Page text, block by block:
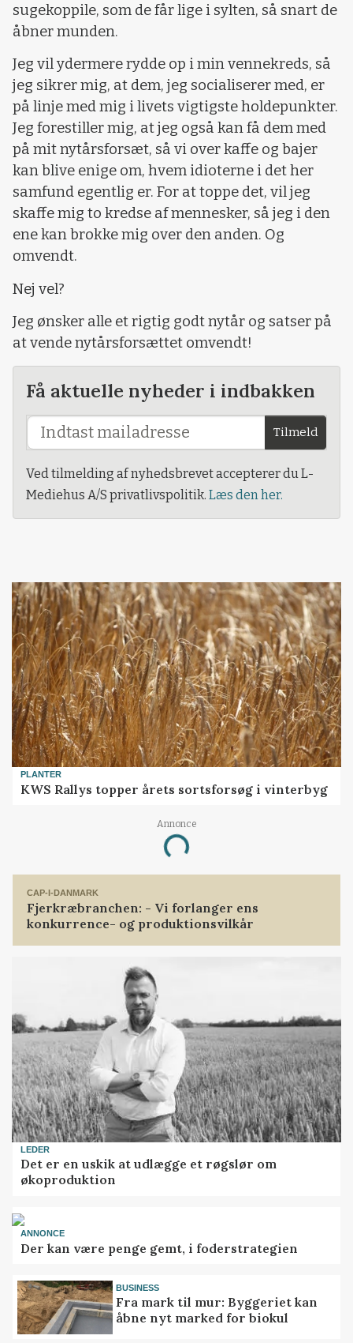
sugekoppile, som de får lige i sylten, så snart de
åbner munden.
Jeg vil ydermere rydde op i min vennekreds, så
jeg sikrer mig, at dem, jeg socialiserer med, er
på linje med mig i livets vigtigste holdepunkter.
Jeg forestiller mig, at jeg også kan få dem med
på mit nytårsforsæt, så vi over kaffe og bajer
kan blive enige om, hvem idioterne i det her
samfund egentlig er. For at toppe det, vil jeg
skaffe mig to kredse af mennesker, så jeg i den
ene kan brokke mig over den anden. Og
omvendt.
Nej vel?
Jeg ønsker alle et rigtig godt nytår og satser på
at vende nytårsforsættet omvendt!
Få aktuelle nyheder i indbakken
Tilmeld
Ved tilmelding af nyhedsbrevet accepterer du L-
Mediehus A/S privatlivspolitik. Læs den her.
PLANTER
KWS Rallys topper årets sortsforsøg i vinterbyg
Annonce
Loading...
CAP-I-DANMARK
Fjerkræbranchen: - Vi forlanger ens
konkurrence- og produktionsvilkår
LEDER
Det er en uskik at udlægge et røgslør om
økoproduktion
ANNONCE
Der kan være penge gemt, i foderstrategien
BUSINESS
Fra mark til mur: Byggeriet kan
åbne nyt marked for biokul